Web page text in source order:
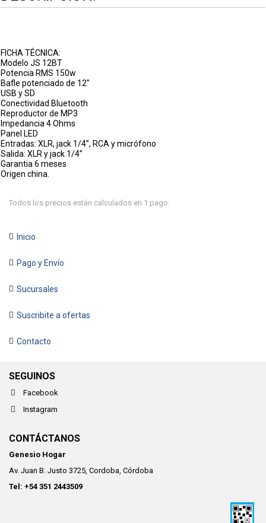
FICHA TÉCNICA:
Modelo JS 12BT
Potencia RMS 150w
Bafle potenciado de 12"
USB y SD
Conectividad Bluetooth
Reproductor de MP3
Impedancia 4 Ohms
Panel LED
Entradas: XLR, jack 1/4”, RCA y micrófono
Salida: XLR y jack 1/4”
Garantia 6 meses
Origen china.
Todos los precios están calculados en 1 pago.
Inicio
Pago y Envío
Sucursales
Suscribite a ofertas
Contacto
SEGUINOS
Facebook
Instagram
CONTÁCTANOS
Genesio Hogar
Av. Juan B. Justo 3725, Cordoba, Córdoba
Tel: +54 351 2443509